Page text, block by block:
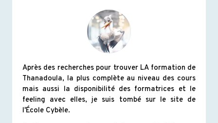
Après des recherches pour trouver LA formation de
Thanadoula, la plus complète au niveau des cours
mais aussi la disponibilité des formatrices et le
feeling avec elles, je suis tombé sur le site de
l'École Cybèle.